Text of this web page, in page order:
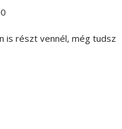
is részt vennél, még tudsz